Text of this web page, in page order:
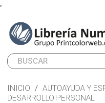
INICIO AUTOAYUDA Y
DESARROLLO PERSONAL